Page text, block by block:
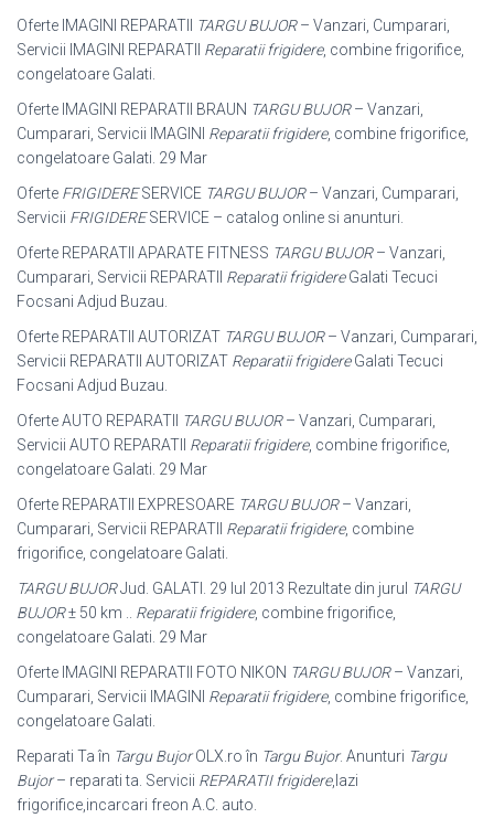
Oferte IMAGINI REPARATII
TARGU BUJOR– Vanzari, Cumparari,
Servicii IMAGINI REPARATII Reparatii frigidere, combine frigorifice,
congelatoare Galati.
Oferte IMAGINI REPARATII BRAUN TARGU BUJOR– Vanzari,
Cumparari, Servicii IMAGINI Reparatii frigidere, combine frigorifice,
congelatoare Galati. 29 Mar
Oferte FRIGIDERESERVICE TARGU BUJOR– Vanzari, Cumparari,
Servicii FRIGIDERESERVICE – catalog online si anunturi.
Oferte REPARATII APARATE FITNESS TARGU BUJOR– Vanzari,
Cumparari, Servicii REPARATII Reparatii frigidereGalati Tecuci
Focsani Adjud Buzau.
Oferte REPARATII AUTORIZAT TARGU BUJOR– Vanzari, Cumparari,
Servicii REPARATII AUTORIZAT Reparatii frigidereGalati Tecuci
Focsani Adjud Buzau
Oferte AUTO REPARATII
TARGU BUJOR– Vanzari, Cumparari,
Servicii AUTO REPARATII Reparatii frigidere, combine frigorifice,
congelatoare Galati. 29 Mar
Oferte REPARATII EXPRESOARE TARGU BUJOR– Vanzari,
Cumparari, Servicii REPARATII Reparatii frigidere, combine
frigorifice, congelatoare Galati.
TARGU BUJORJud. GALATI. 29 Iul 2013 Rezultate din jurul TARGU
BUJOR± 50 km .. Reparatii frigidere, combine frigorifice,
congelatoare Galati. 29 Mar
Oferte IMAGINI REPARATII FOTO NIKON TARGU BUJOR– Vanzari,
Cumparari, Servicii IMAGINI Reparatii frigidere, combine frigorifice,
congelatoare Galati.
Reparati Ta în Targu BujorOLX.ro în Targu Bujor. Anunturi Targu
Bujor– reparati ta. Servicii REPARATII frigidere,lazi
frigorifice,incarcari freon A.C. auto.